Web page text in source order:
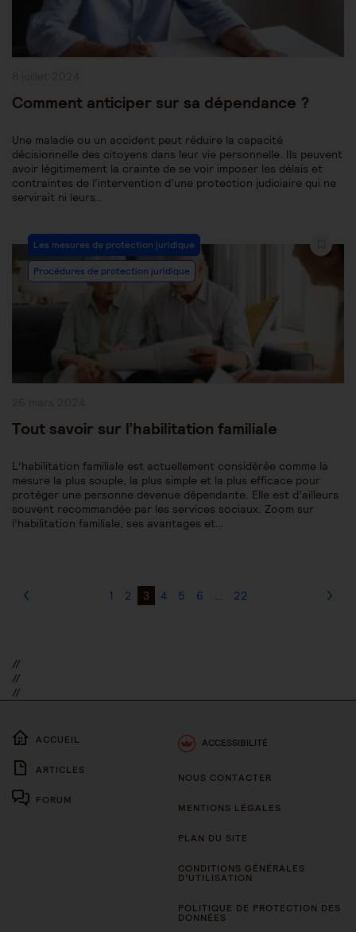
Comment anticiper sur sa dépendance ?
Une maladie ou un accident peut réduire la capacité
décisionnelle des citoyens dans leur vie personnelle. Ils peuvent
avoir légitimement la crainte de se voir imposer les délais et
contraintes de l’intervention d’une protection judiciaire qui ne
servirait ni leurs…
Post
Category:
Les mesures de protection juridique
Procédures de protection juridique
Tout savoir sur l’habilitation familiale
L’habilitation familiale est actuellement considérée comme la
mesure la plus souple, la plus simple et la plus efficace pour
protéger une personne devenue dépendante. Elle est d’ailleurs
souvent recommandée par les services sociaux. Zoom sur
l’habilitation familiale, ses avantages et…
1 2 3 4 5 6 … 22
//
//
//
ACCUEIL
ARTICLES
FORUM
ACCESSIBILITÉ
NOUS CONTACTER
MENTIONS LÉGALES
PLAN DU SITE
CONDITIONS GÉNÉRALES
D’UTILISATION
POLITIQUE DE PROTECTION DES
DONNÉES